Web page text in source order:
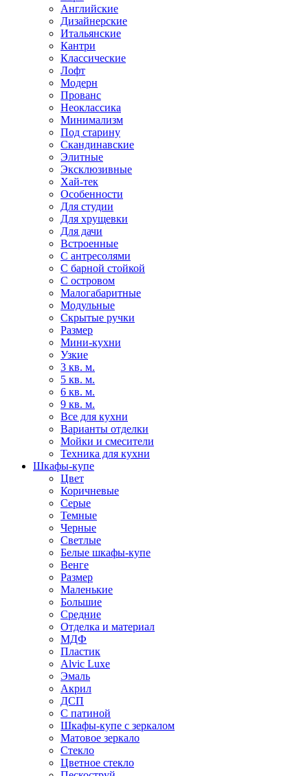
Английские
Дизайнерские
Итальянские
Кантри
Классические
Лофт
Модерн
Прованс
Неоклассика
Минимализм
Под старину
Скандинавские
Элитные
Эксклюзивные
Хай-тек
Особенности
Для студии
Для хрущевки
Для дачи
Встроенные
С антресолями
С барной стойкой
С островом
Малогабаритные
Модульные
Скрытые ручки
Размер
Мини-кухни
Узкие
3 кв. м.
5 кв. м.
6 кв. м.
9 кв. м.
Все для кухни
Варианты отделки
Мойки и смесители
Техника для кухни
Шкафы-купе
Цвет
Коричневые
Серые
Темные
Черные
Светлые
Белые шкафы-купе
Венге
Размер
Маленькие
Большие
Средние
Отделка и материал
МДФ
Пластик
Alvic Luxe
Эмаль
Акрил
ДСП
С патиной
Шкафы-купе с зеркалом
Матовое зеркало
Стекло
Цветное стекло